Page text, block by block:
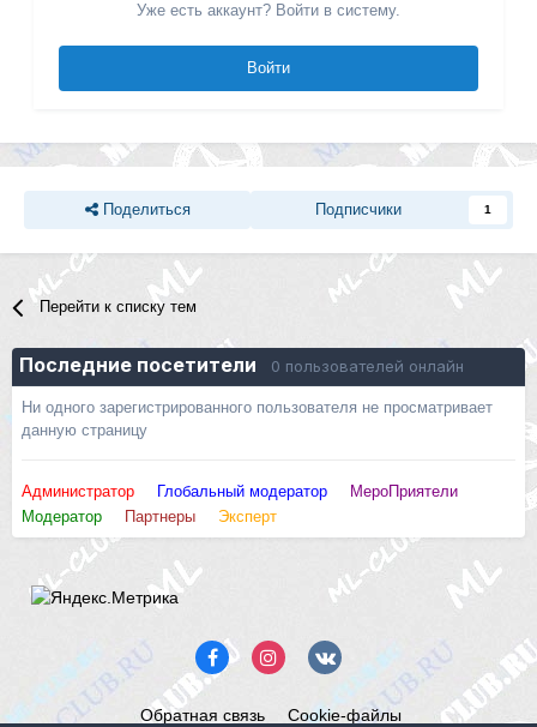
Уже есть аккаунт? Войти в систему.
Войти
Поделиться Подписчики 1
Перейти к списку тем
Последние посетители 0 пользователей онлайн
Ни одного зарегистрированного пользователя не просматривает
данную страницу
Администратор Глобальный модератор
МероПриятели
Модератор
Партнеры Эксперт
Обратная связь Cookie-файлы